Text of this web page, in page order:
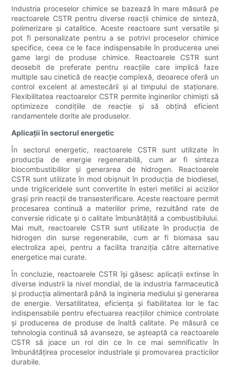
Industria proceselor chimice se bazează în mare măsură pe
reactoarele CSTR pentru diverse reacții chimice de sinteză,
polimerizare și catalitice. Aceste reactoare sunt versatile și
pot fi personalizate pentru a se potrivi proceselor chimice
specifice, ceea ce le face indispensabile în producerea unei
game largi de produse chimice. Reactoarele CSTR sunt
deosebit de preferate pentru reacțiile care implică faze
multiple sau cinetică de reacție complexă, deoarece oferă un
control excelent al amestecării și al timpului de staționare.
Flexibilitatea reactoarelor CSTR permite inginerilor chimiști să
optimizeze condițiile de reacție și să obțină eficient
randamentele dorite ale produselor.
Aplicații în sectorul energetic
În sectorul energetic, reactoarele CSTR sunt utilizate în
producția de energie regenerabilă, cum ar fi sinteza
biocombustibililor și generarea de hidrogen. Reactoarele
CSTR sunt utilizate în mod obișnuit în producția de biodiesel,
unde trigliceridele sunt convertite în esteri metilici ai acizilor
grași prin reacții de transesterificare. Aceste reactoare permit
procesarea continuă a materiilor prime, rezultând rate de
conversie ridicate și o calitate îmbunătățită a combustibilului.
Mai mult, reactoarele CSTR sunt utilizate în producția de
hidrogen din surse regenerabile, cum ar fi biomasa sau
electroliza apei, pentru a facilita tranziția către alternative
energetice mai curate.
În concluzie, reactoarele CSTR își găsesc aplicații extinse în
diverse industrii la nivel mondial, de la industria farmaceutică
și producția alimentară până la ingineria mediului și generarea
de energie. Versatilitatea, eficiența și fiabilitatea lor le fac
indispensabile pentru efectuarea reacțiilor chimice controlate
și producerea de produse de înaltă calitate. Pe măsură ce
tehnologia continuă să avanseze, se așteaptă ca reactoarele
CSTR să joace un rol din ce în ce mai semnificativ în
îmbunătățirea proceselor industriale și promovarea practicilor
durabile.